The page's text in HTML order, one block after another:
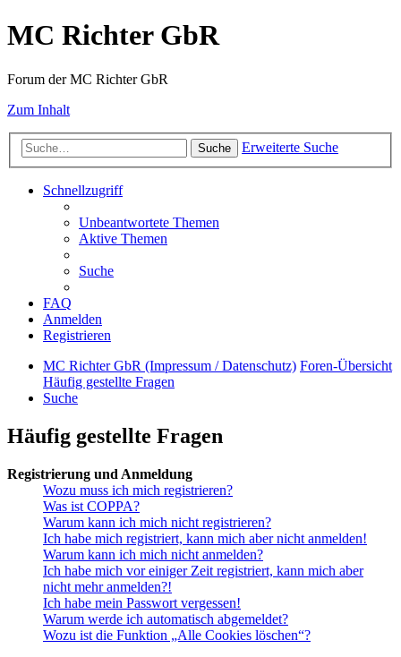
MC Richter GbR
Forum der MC Richter GbR
Zum Inhalt
Suche Erweiterte Suche
Schnellzugriff
Unbeantwortete Themen
Aktive Themen
Suche
FAQ
Anmelden
Registrieren
MC Richter GbR (Impressum / Datenschutz) Foren-Übersicht
Häufig gestellte Fragen
Suche
Häufig gestellte Fragen
Registrierung und Anmeldung
Wozu muss ich mich registrieren?
Was ist COPPA?
Warum kann ich mich nicht registrieren?
Ich habe mich registriert, kann mich aber nicht anmelden!
Warum kann ich mich nicht anmelden?
Ich habe mich vor einiger Zeit registriert, kann mich aber
nicht mehr anmelden?!
Ich habe mein Passwort vergessen!
Warum werde ich automatisch abgemeldet?
Wozu ist die Funktion „Alle Cookies löschen“?